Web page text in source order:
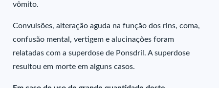
vômito.
Convulsões, alteração aguda na função dos rins, coma,
confusão mental, vertigem e alucinações foram
relatadas com a superdose de Ponsdril. A superdose
resultou em morte em alguns casos.